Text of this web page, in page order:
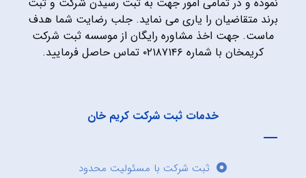
برند متقاضیان را یاری می نماید. جلب رضایت شما هدف
ماست. جهت اخذ مشاوره رایگان از موسسه ثبت شرکت
کریمخان با شماره ۰۲۱۸۷۱۴۶ تماس حاصل فرمایید.
خدمات ثبت شرکت کریم خان
ثبت شرکت با مسئولیت محدود